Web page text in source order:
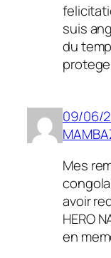
suis
du
09/06/
Mes
avoir
HERO
en